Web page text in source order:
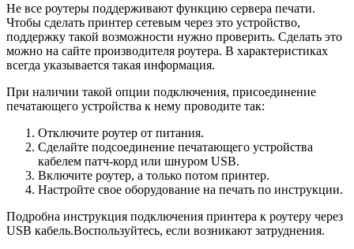
Не все роутеры поддерживают функцию сервера печати.
Чтобы сделать принтер сетевым через это устройство,
поддержку такой возможности нужно проверить. Сделать это
можно на сайте производителя роутера. В характеристиках
всегда указывается такая информация.
При наличии такой опции подключения, присоединение
печатающего устройства к нему проводите так:
Отключите роутер от питания.
Сделайте подсоединение печатающего устройства
кабелем патч-корд или шнуром USB.
Включите роутер, а только потом принтер.
Настройте свое оборудование на печать по инструкции.
Подробна инструкция подключения принтера к роутеру через
USB кабель.Воспользуйтесь, если возникают затруднения.